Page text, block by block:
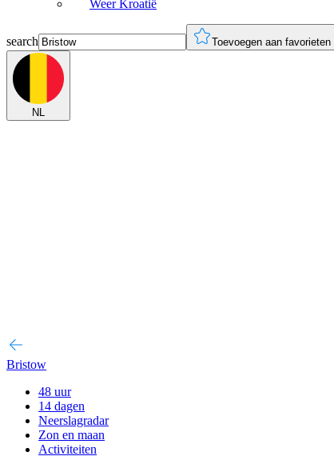
Weer Kroatië
search Toevoegen aan favorieten
NL
Bristow
48 uur
14 dagen
Neerslagradar
Zon en maan
Activiteiten